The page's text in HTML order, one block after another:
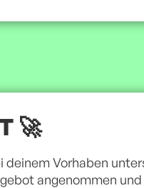
🚀
deinem Vorhaben
angenommen